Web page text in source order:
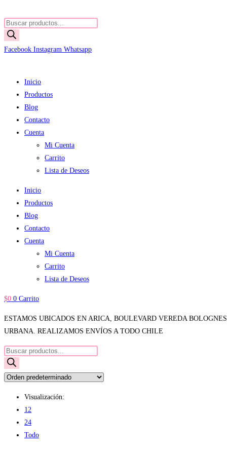
al
contenido
Búsqueda
de
productos
Facebook Instagram Whatsapp
Inicio
Productos
Blog
Contacto
Cuenta
Mi Cuenta
Carrito
Lista de Deseos
Inicio
Productos
Blog
Contacto
Cuenta
Mi Cuenta
Carrito
Lista de Deseos
$0 0 Carrito
ESTAMOS UBICADOS EN ARICA, BOULEVARD VEREDA
URBANA. REALIZAMOS ENVÍOS A TODO CHILE
Búsqueda
de
productos
Visualización:
12
24
Todo